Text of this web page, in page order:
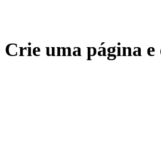
Crie uma página